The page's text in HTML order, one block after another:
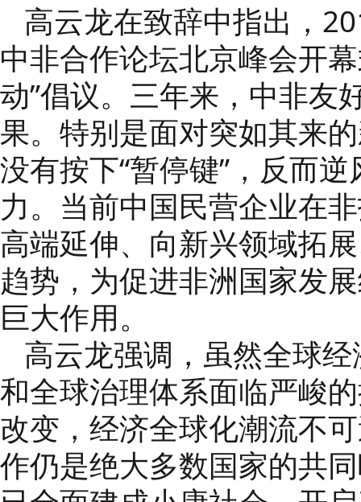
高云龙在致辞中指出，
中非合作论坛北京峰会开
动”倡议。 三年来，中非友
果。 特别是面对突如其来
没有按下“暂停键”，反而
力。 当前中国民营企业在
高端延伸、向新兴领域拓
趋势，为促进非洲国家发
巨大作用。
高云龙强调，虽然全球
和全球治理体系面临严峻
改变，经济全球化潮流不
作仍是绝大多数国家的共